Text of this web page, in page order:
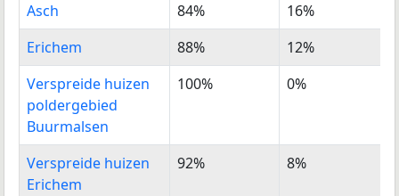
Asch
84% 16%
Erichem
88% 12%
Verspreide huizen
poldergebied
Buurmalsen
100% 0%
Verspreide huizen
Erichem
92% 8%